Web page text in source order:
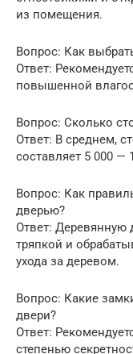
из помещения.
Вопрос: Как
Ответ:
повышенной
Вопрос: Сколько
Ответ: В среднем,
составляет 5 000 —
Вопрос: Как
дверью?
Ответ: Деревянную
тряпкой и
ухода за деревом.
Вопрос: Какие
двери?
Ответ:
степенью